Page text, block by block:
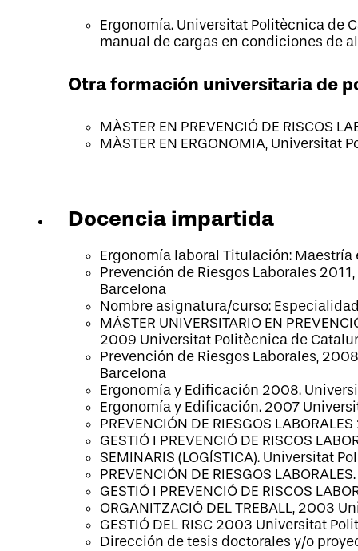
Ergonomía. Universitat Politècnica de
manual de cargas en condiciones de
Otra formación universitaria de
MÀSTER EN PREVENCIÓ DE RISCOS
MÀSTER EN ERGONOMIA, Universitat
Docencia impartida
Ergonomía laboral Titulación:
Prevención de Riesgos Laborales
Barcelona
Nombre asignatura/curso:
MÁSTER UNIVERSITARIO EN
2009 Universitat Politècnica de
Prevención de Riesgos Laborales,
Barcelona
Ergonomía y Edificación 2008.
Ergonomía y Edificación. 2007
PREVENCIÓN DE RIESGOS
GESTIÓ I PREVENCIÓ DE RISCOS
SEMINARIS (LOGÍSTICA). Universitat
PREVENCIÓN DE RIESGOS
GESTIÓ I PREVENCIÓ DE RISCOS
ORGANITZACIÓ DEL TREBALL, 2003
GESTIÓ DEL RISC 2003 Universitat
Dirección de tesis doctorales y/o